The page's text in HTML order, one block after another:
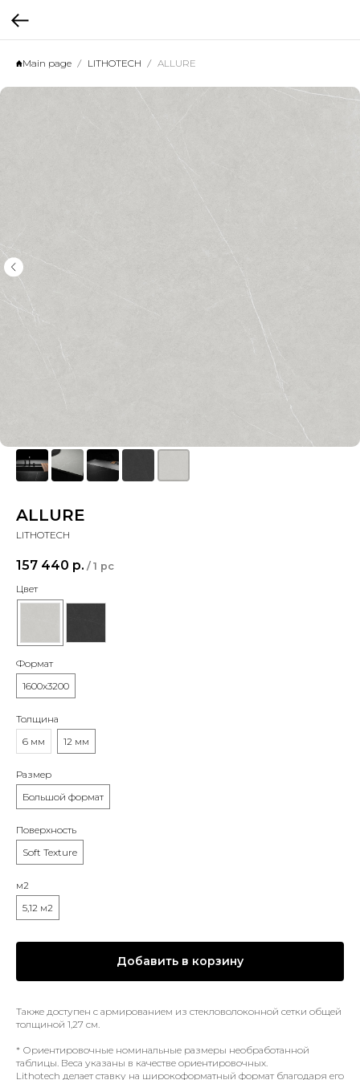
Main page LITHOTECH ALLURE
ALLURE
LITHOTECH
157 440 р. / 1 pc
Цвет
Формат
1600x3200
Толщина
6 мм
12 мм
Размер
Большой формат
Поверхность
Soft Texture
м2
5,12 м2
Добавить в корзину
Также доступен с армированием из стекловолоконной сетки общей
толщиной 1,27 см.
* Ориентировочные номинальные размеры необработанной
таблицы. Веса указаны в качестве ориентировочных.
Lithotech делает ставку на широкоформатный формат благодаря его